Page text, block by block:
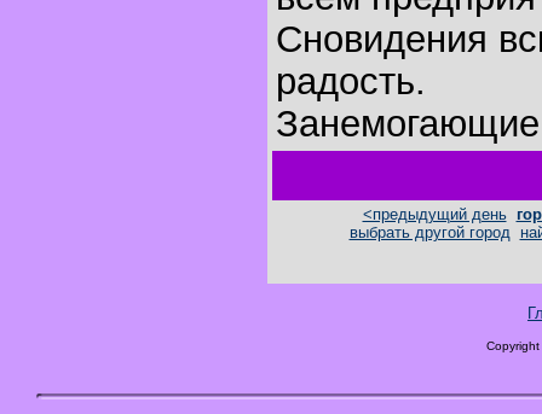
Сновидения
радость.
Занемогающие
<предыдущий день
выбрать другой город